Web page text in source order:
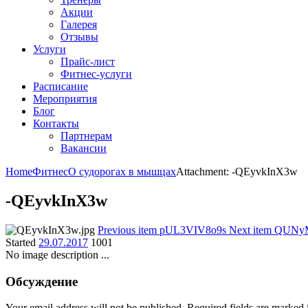
Акции
Галерея
Отзывы
Услуги
Прайс-лист
Фитнес-услуги
Расписание
Мероприятия
Блог
Контакты
Партнерам
Вакансии
HomeФитнесО судорогах в мышцахAttachment: -QEyvkInX3w
-QEyvkInX3w
Previous item pUL3VIV8o9s Next item
Started 29.07.2017 1001
No image description ...
Обсуждение